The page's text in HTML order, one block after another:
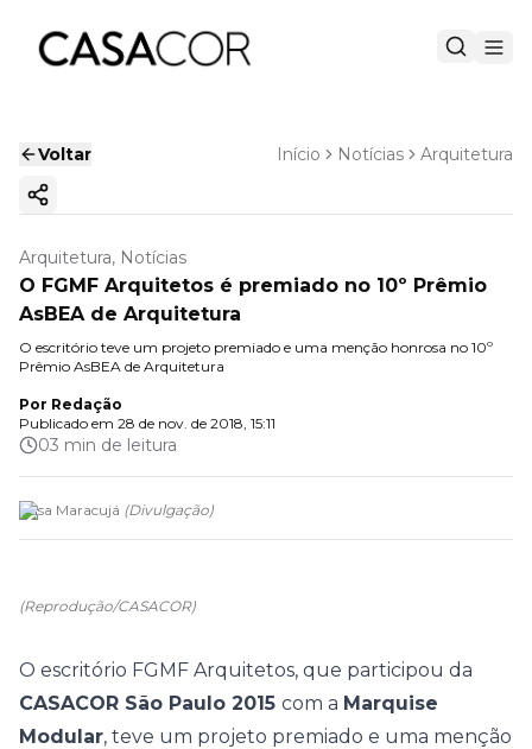
Voltar Início Notícias Arquitetura
Copiar link
Arquitetura, Notícias
O FGMF Arquitetos é premiado no 10º Prêmio
AsBEA de Arquitetura
O escritório teve um projeto premiado e uma menção honrosa no 10º
Prêmio AsBEA de Arquitetura
Por Redação
Publicado em 28 de nov. de 2018, 15:11
03 min de leitura
Casa Maracujá (Divulgação)
(Reprodução/CASACOR)
O escritório FGMF Arquitetos, que participou da
CASACOR São Paulo 2015 com a Marquise
Modular, teve um projeto premiado e uma menção